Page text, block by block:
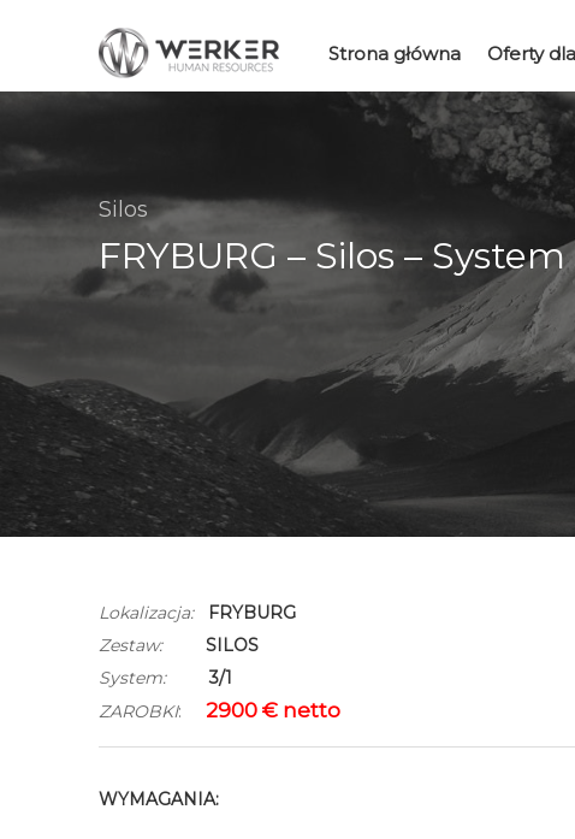
Strona główna Oferty
Silos
FRYBURG – Silos – System
Lokalizacja:
FRYBURG
Zestaw: SILOS
System:
3/1
ZAROBKI: 2900 € netto
WYMAGANIA: